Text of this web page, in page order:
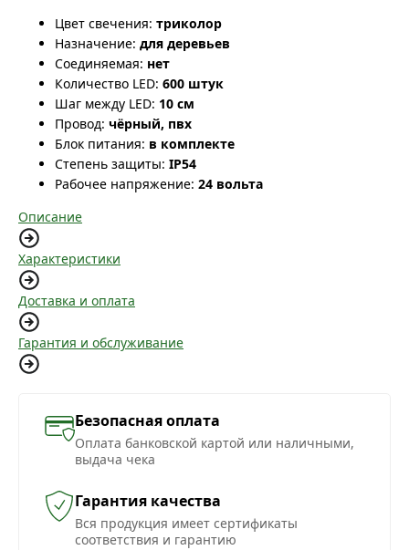
Цвет свечения: триколор
Назначение: для деревьев
Соединяемая: нет
Количество LED: 600 штук
Шаг между LED: 10 см
Провод: чёрный, пвх
Блок питания: в комплекте
Степень защиты: IP54
Рабочее напряжение: 24 вольта
Описание
Характеристики
Доставка и оплата
Гарантия и обслуживание
Безопасная оплата
Оплата банковской картой или наличными,
выдача чека
Гарантия качества
Вся продукция имеет сертификаты
соответствия и гарантию